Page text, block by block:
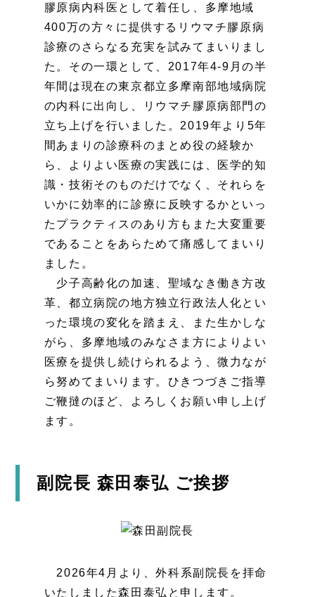
膠原病内科医として着任し、多摩地域
400万の方々に提供するリウマチ膠原病
診療のさらなる充実を試みてまいりまし
た。その一環として、2017年4-9月の半
年間は現在の東京都立多摩南部地域病院
の内科に出向し、リウマチ膠原病部門の
立ち上げを行いました。2019年より5年
間あまりの診療科のまとめ役の経験か
ら、よりよい医療の実践には、医学的知
識・技術そのものだけでなく、それらを
いかに効率的に診療に反映するかといっ
たプラクティスのあり方もまた大変重要
であることをあらためて痛感してまいり
ました。
少子高齢化の加速、聖域なき働き方改
革、都立病院の地方独立行政法人化とい
った環境の変化を踏まえ、また生かしな
がら、多摩地域のみなさま方によりよい
医療を提供し続けられるよう、微力なが
ら努めてまいります。ひきつづきご指導
ご鞭撻のほど、よろしくお願い申し上げ
ます。
副院長 森田泰弘 ご挨拶
2026年4月より、外科系副院長を拝命
いたしました森田泰弘と申します。